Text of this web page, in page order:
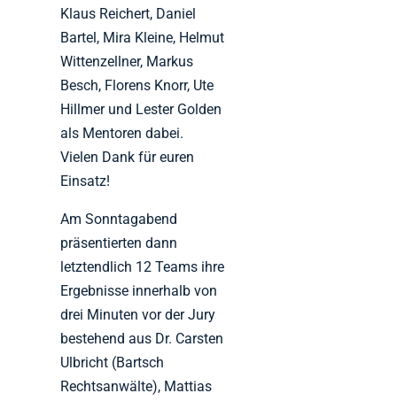
Klaus Reichert, Daniel
Bartel, Mira Kleine, Helmut
Wittenzellner, Markus
Besch, Florens Knorr, Ute
Hillmer und Lester Golden
als Mentoren dabei.
Vielen Dank für euren
Einsatz!
Am Sonntagabend
präsentierten dann
letztendlich 12 Teams ihre
Ergebnisse innerhalb von
drei Minuten vor der Jury
bestehend aus Dr. Carsten
Ulbricht (Bartsch
Rechtsanwälte), Mattias